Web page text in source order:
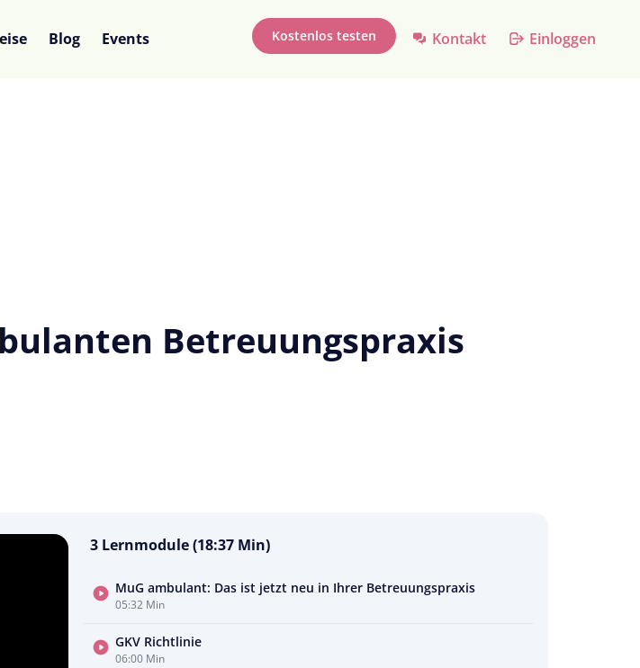
Blog Events Kostenlos testen Kontakt Einloggen
Betreuungspraxis
3 Lernmodule (18:37 Min)
MuG ambulant: Das ist jetzt neu in Ihrer Betreuungspraxis
05:32 Min
GKV Richtlinie
06:00 Min